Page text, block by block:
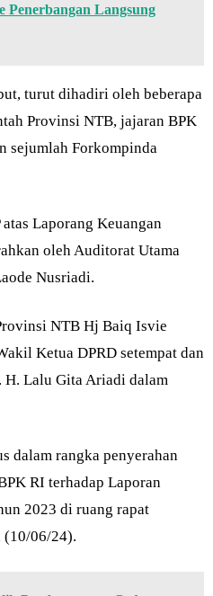
Penerbangan Langsung
turut dihadiri oleh beberapa
Provinsi NTB, jajaran BPK
sejumlah Forkompinda
Laporang Keuangan
oleh Auditorat Utama
Nusriadi.
NTB Hj Baiq Isvie
Ketua DPRD setempat dan
H. Lalu Gita Ariadi dalam
dalam rangka penyerahan
RI terhadap Laporan
2023 di ruang rapat
(10/06/24).